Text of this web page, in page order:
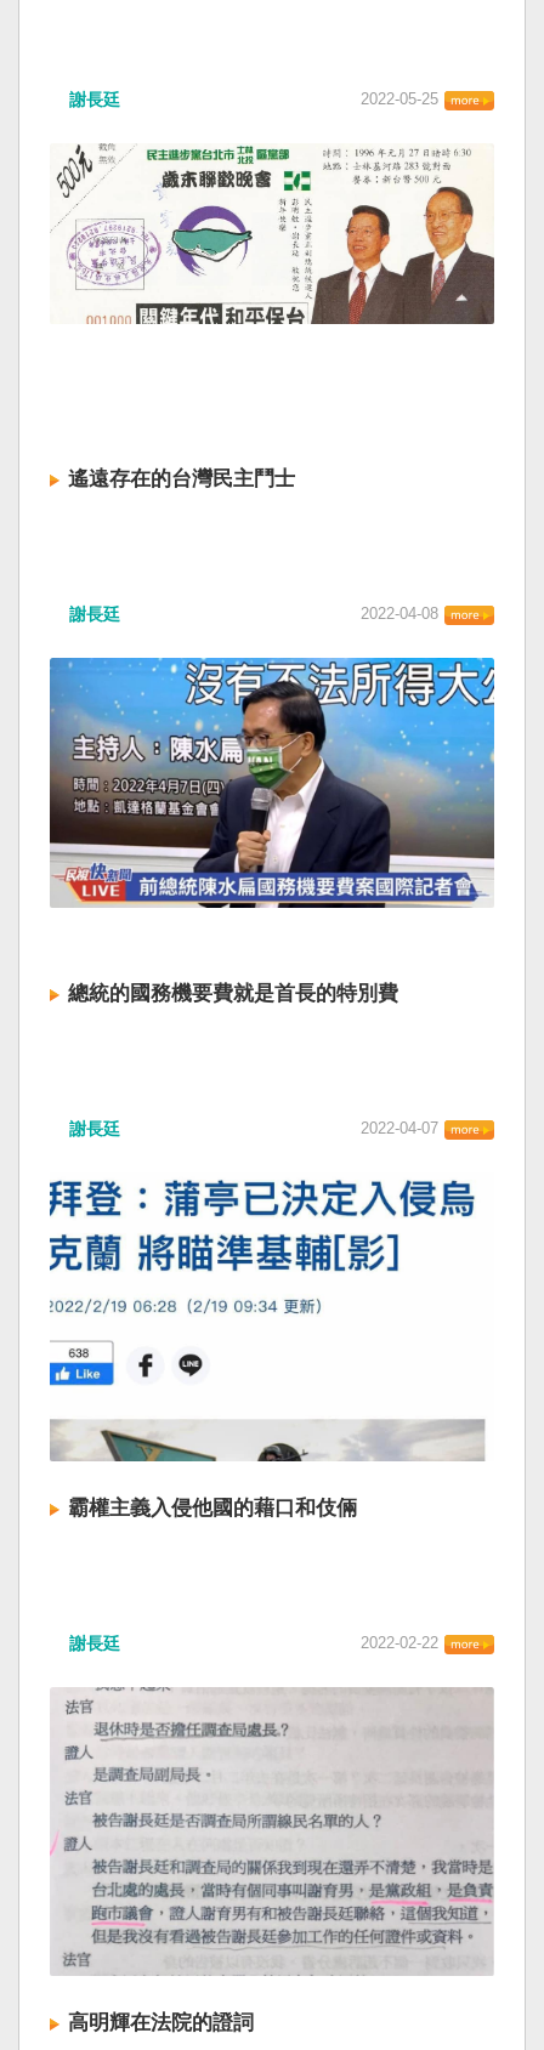
謝長廷 2022-05-25
遙遠存在的台灣民主鬥士
謝長廷 2022-04-08
總統的國務機要費就是首長的特別費
謝長廷 2022-04-07
霸權主義入侵他國的藉口和伎倆
謝長廷 2022-02-22
高明輝在法院的證詞